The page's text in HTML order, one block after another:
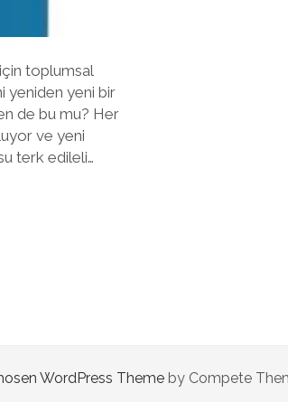
toplumsal
yeniden yeni bir
de bu mu? Her
ve yeni
terk edileli…
WordPress Theme by Compete